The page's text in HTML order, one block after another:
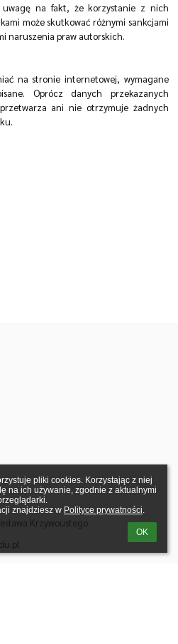
pliki cookies. Korzystając z niej
na ich używanie, zgodnie z aktualnymi
znajdziesz w Polityce prywatności.
OK
uwagę na fakt, że korzystanie z nich
może skutkować różnymi sankcjami
naruszenia praw autorskich.
na stronie internetowej, wymagane
Oprócz danych przekazanych
ani nie otrzymuje żadnych
Krzywoustego